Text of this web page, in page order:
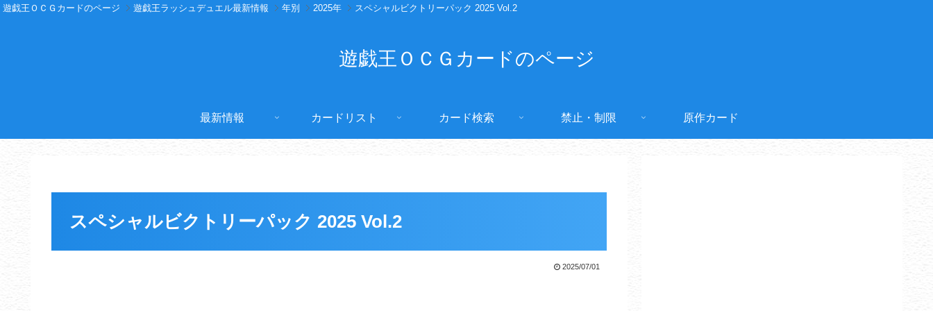
遊戯王ＯＣＧカードのページ 遊戯王ラッシュデュエル最新情報 年別 2025年 スペシャルビクトリーパック 2025 Vol.2
遊戯王ＯＣＧカードのページ
最新情報 カードリスト カード検索 禁止・制限 原作カード
スペシャルビクトリーパック 2025 Vol.2
2025/07/01